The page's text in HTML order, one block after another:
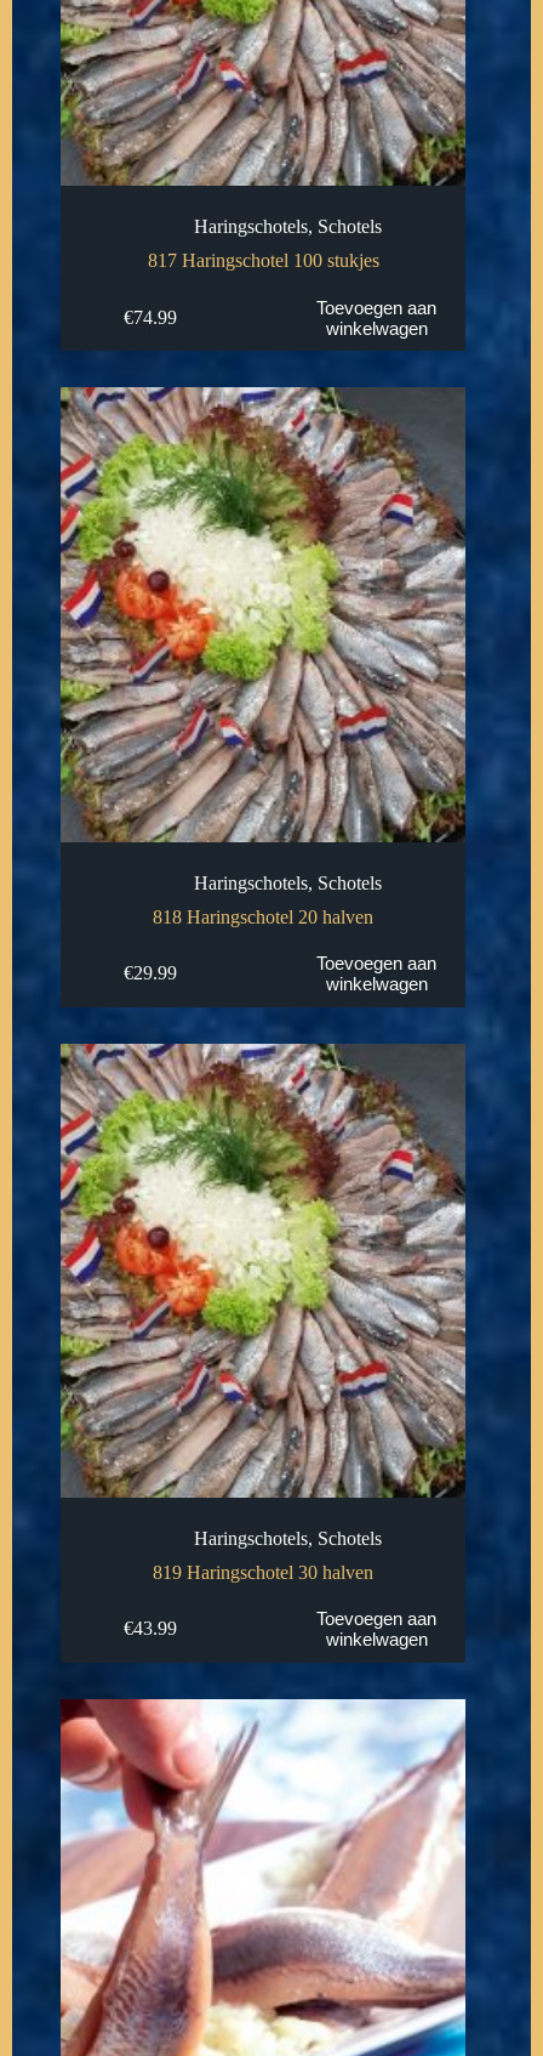
Haringschotels, Schotels
817 Haringschotel 100 stukjes
€74.99
Toevoegen aan
winkelwagen
Haringschotels, Schotels
818 Haringschotel 20 halven
€29.99
Toevoegen aan
winkelwagen
Haringschotels, Schotels
819 Haringschotel 30 halven
€43.99
Toevoegen aan
winkelwagen